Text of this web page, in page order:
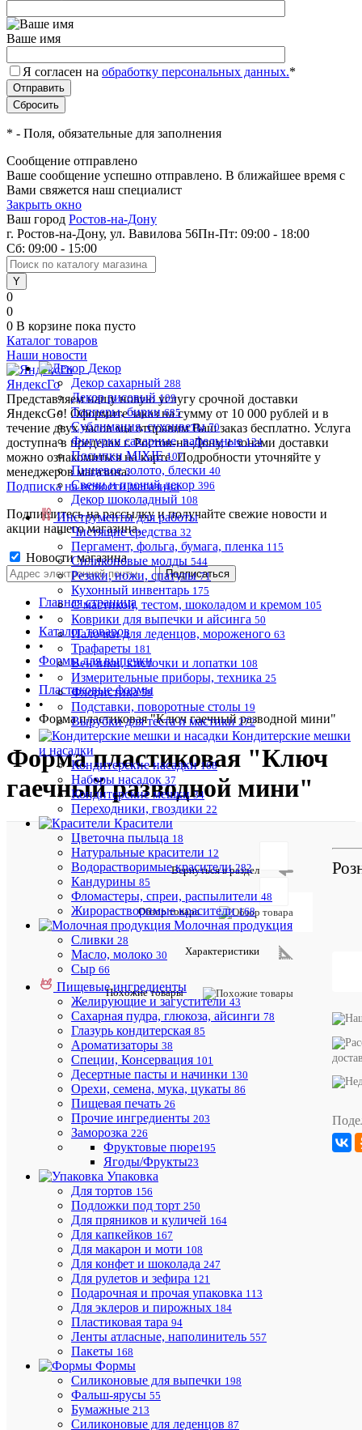
Ваше имя
Я согласен на обработку персональных данных.*
* - Поля, обязательные для заполнения
Сообщение отправлено
Ваше сообщение успешно отправлено. В ближайшее время с
Вами свяжется наш специалист
Закрыть окно
Ваш город Ростов-на-Дону
г. Ростов-на-Дону, ул. Вавилова 56Пн-Пт: 09:00 - 18:00
Сб: 09:00 - 15:00
0
0
0 В корзине пока пусто
Каталог товаров
Декор
Декор сахарный 288
Декор рисовый 109
Топперы, бирки 685
Сублимация, сухоцветы 70
Фигурки сахарные, вафельные 124
Посыпки MIXIE 107
Пищевое золото, блески 40
Свечи и прочий декор 396
Декор шоколадный 108
Инструменты для работы
Чистящие средства 32
Пергамент, фольга, бумага, пленка 115
Силиконовые молды 544
Резаки, ножи, спатулы 71
Кухонный инвентарь 175
С мастикой, тестом, шоколадом и кремом 105
Коврики для выпечки и айсинга 50
Палочки для леденцов, мороженого 63
Трафареты 181
Венчики, кисточки и лопатки 108
Измерительные приборы, техника 25
Флористика 59
Подставки, поворотные столы 19
Вырубки для теста и мастики 272
Кондитерские мешки
и насадки
Кондитерские насадки 168
Наборы насадок 37
Кондитерские мешки 34
Переходники, гвоздики 22
Красители
Цветочна пыльца 18
Натуральные красители 12
Водорастворимые красители 282
Кандурины 85
Фломастеры, спреи, распылители 48
Жирорастворимые красители 168
Молочная продукция
Сливки 28
Масло, молоко 30
Сыр 66
Пищевые ингредиенты
Желирующие и загустители 43
Сахарная пудра, глюкоза, айсинги 78
Глазурь кондитерская 85
Ароматизаторы 38
Специи, Консервация 101
Десертные пасты и начинки 130
Орехи, семена, мука, цукаты 86
Пищевая печать 26
Прочие ингредиенты 203
Заморозка 226
Фруктовые пюре195
Ягоды/Фрукты23
Упаковка
Для тортов 156
Подложки под торт 250
Для пряников и куличей 164
Для капкейков 167
Для макарон и моти 108
Для конфет и шоколада 247
Для рулетов и зефира 121
Подарочная и прочая упаковка 113
Для эклеров и пирожных 184
Пластиковая тара 94
Ленты атласные, наполинитель 557
Пакеты 168
Формы
Силиконовые для выпечки 198
Фальш-ярусы 55
Бумажные 213
Силиконовые для леденцов 87
Наши новости
ЯндексГо
Представляем нашу новую услугу срочной доставки
ЯндексGo! Оформите заказ на сумму от 10 000 рублей и в
течение двух часов мы отправим Ваш заказ бесплатно. Услуга
доступна в пределах г. Ростов-на-Дону, с зонами доставки
можно ознакомиться на карте. Подробности уточняйте у
менеджеров магазина.
Подписка на новости магазина
Подпишитесь на рассылку и получайте свежие новости и
акции нашего магазина.
Новости магазина
Главная страница
•
Каталог товаров
•
Формы для выпечки
•
Пластиковые формы
•
Форма пластиковая "Ключ гаечный разводной мини"
Форма пластиковая "Ключ
гаечный разводной мини"
Вернуться в раздел
Обзор товара
Характеристики
Похожие товары
товара:
"Ключ
разводной